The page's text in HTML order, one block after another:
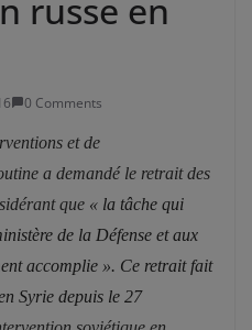
russe en
0 Comments
et de
a demandé le retrait des
que « la tâche qui
de la Défense et aux
accomplie ». Ce retrait fait
Syrie depuis le 27